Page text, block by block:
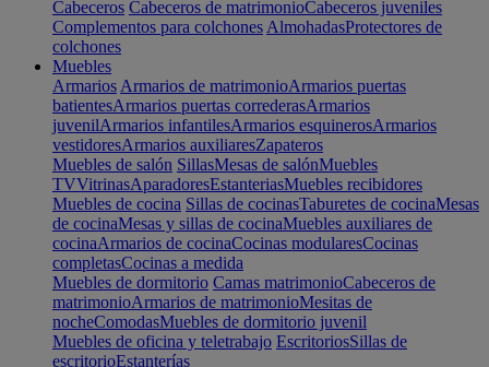
Cabeceros Cabeceros de matrimonioCabeceros juveniles
Complementos para colchones AlmohadasProtectores de
colchones
Muebles
Armarios Armarios de matrimonioArmarios puertas
batientesArmarios puertas correderasArmarios
juvenilArmarios infantilesArmarios esquinerosArmarios
vestidoresArmarios auxiliaresZapateros
Muebles de salón SillasMesas de salónMuebles
TVVitrinasAparadoresEstanteriasMuebles recibidores
Muebles de cocina Sillas de cocinasTaburetes de cocinaMesas
de cocinaMesas y sillas de cocinaMuebles auxiliares de
cocinaArmarios de cocinaCocinas modularesCocinas
completasCocinas a medida
Muebles de dormitorio Camas matrimonioCabeceros de
matrimonioArmarios de matrimonioMesitas de
nocheComodasMuebles de dormitorio juvenil
Muebles de oficina y teletrabajo EscritoriosSillas de
escritorioEstanterías